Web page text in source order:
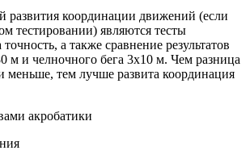
развития координации движений (если
тестировании) являются тесты
а также сравнение результатов
м и челночного бега 3х10 м. Чем разница
меньше, тем лучше развита координация
акробатики